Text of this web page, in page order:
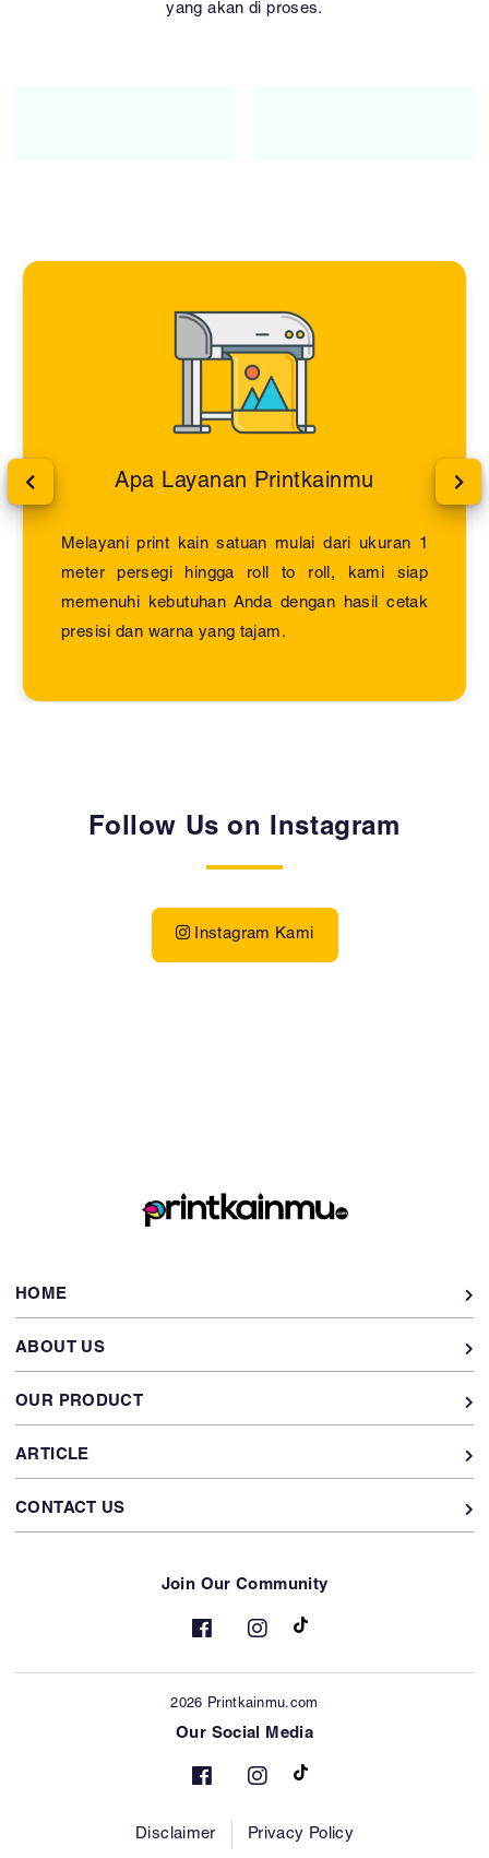
yang akan di proses.
Apa Layanan Printkainmu
Melayani print kain satuan mulai dari ukuran 1
meter persegi hingga roll to roll, kami siap
memenuhi kebutuhan Anda dengan hasil cetak
presisi dan warna yang tajam.
Follow Us on Instagram
Instagram Kami
HOME
ABOUT US
OUR PRODUCT
ARTICLE
CONTACT US
Join Our Community
2026 Printkainmu.com
Our Social Media
Disclaimer Privacy Policy